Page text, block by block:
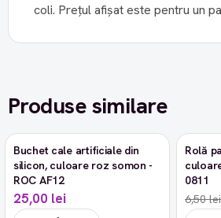
coli. Prețul afișat este pentru un
Produse similare
Buchet cale artificiale din
silicon, culoare roz somon -
ROC AF12
25,00 lei
-9%
Rolă
0811
6,50 lei